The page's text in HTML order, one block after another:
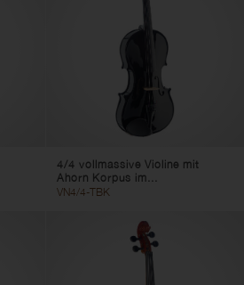
4/4 vollmassive Violine mit
Ahorn Korpus im...
VN4/4-TBK